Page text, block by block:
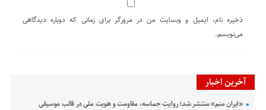
ذخیره نام، ایمیل و وبسایت من در مرورگر برای زمانی که دوباره دیدگاهی
می‌نویسم.
آخرین اخبار
«ایران منم» منتشر شد؛ روایت حماسه، مقاومت و هویت ملی در قالب موسیقی